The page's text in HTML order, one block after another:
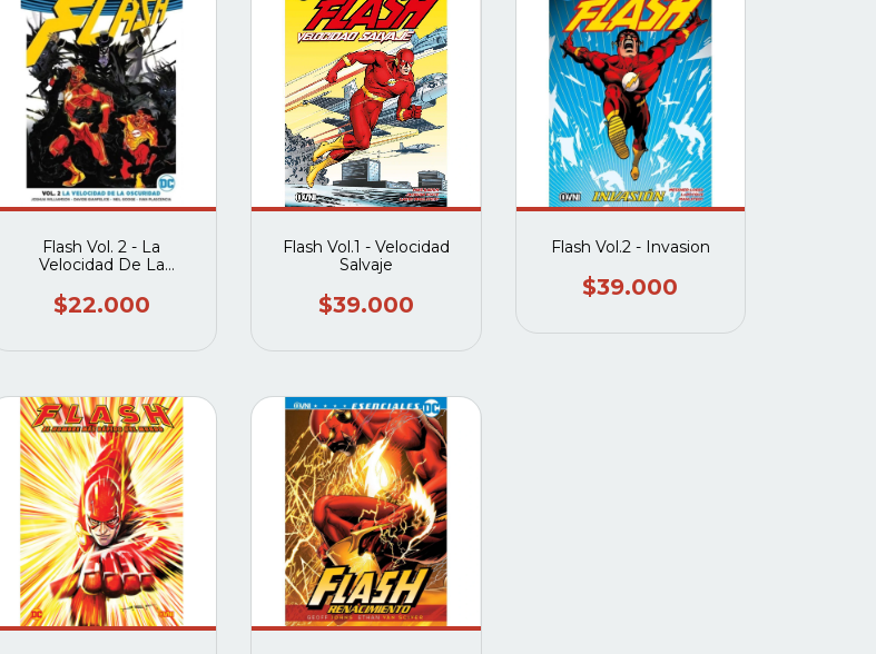
Flash Vol. 2 - La
Velocidad De La
$22.000
Flash Vol.1 - Velocidad
Salvaje
$39.000
Flash Vol.2 - Invasion
$39.000